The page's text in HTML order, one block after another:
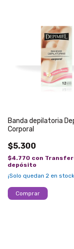
Banda depilatoria
Corporal
$5.300
$4.770 con
depósito
¡Solo quedan 2 en